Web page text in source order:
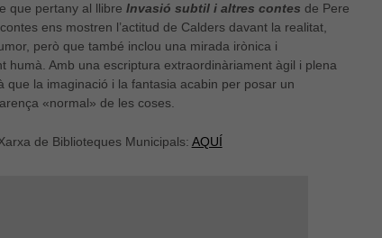
que pertany al llibre Invasió subtil i altres contes de Pere
ens mostren l’actitud de Calders davant la realitat,
però que també inclou una mirada irònica i
humà. Amb una escriptura extraordinàriament àgil i plena
la imaginació i la fantasia acabin per posar un
«normal» de les coses.
de Biblioteques Municipals: AQUÍ
Abans de venir a la